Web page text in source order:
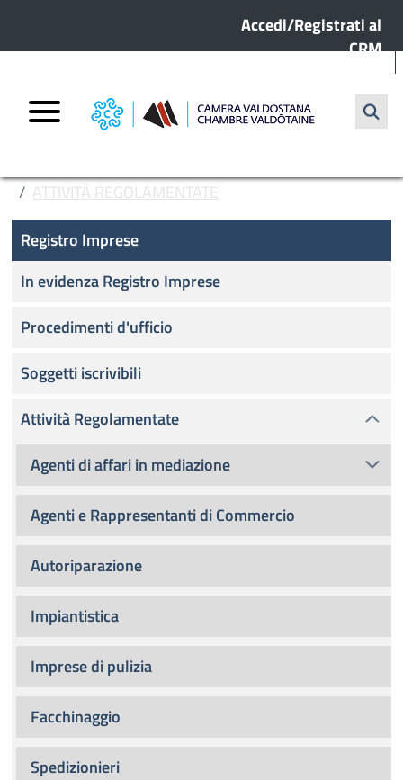
Menu profilo utente
Accedi/Registrati al
CRM
Cerca
ATTIVITÀ REGOLAMENTATE
COMMERCIO ALL’INGROSSO
Registro Imprese
Registro Imprese
In evidenza Registro Imprese
Procedimenti d'ufficio
Soggetti iscrivibili
Attività Regolamentate
Agenti di affari in mediazione
Agenti e Rappresentanti di Commercio
Autoriparazione
Impiantistica
Imprese di pulizia
Facchinaggio
Spedizionieri